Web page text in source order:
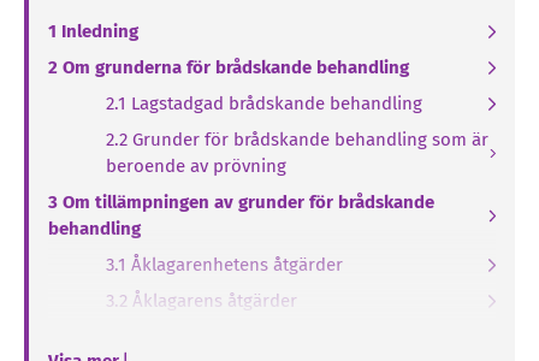
1 Inledning
2 Om grunderna för brådskande behandling
2.1 Lagstadgad brådskande behandling
2.2 Grunder för brådskande behandling som är
beroende av prövning
3 Om tillämpningen av grunder för brådskande
behandling
3.1 Åklagarenhetens åtgärder
3.2 Åklagarens åtgärder